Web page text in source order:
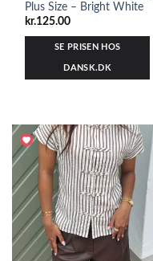
Plus Size – Bright White
kr.125.00
SE PRISEN HOS
DANSK.DK